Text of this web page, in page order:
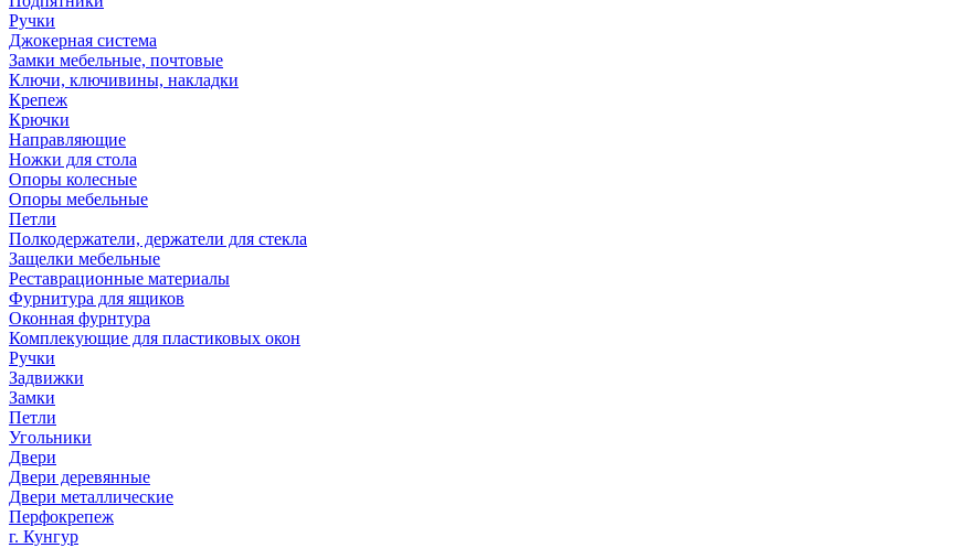
Ручки
Джокерная система
Замки мебельные, почтовые
Ключи, ключивины, накладки
Крепеж
Крючки
Направляющие
Ножки для стола
Опоры колесные
Опоры мебельные
Петли
Полкодержатели, держатели для стекла
Защелки мебельные
Реставрационные материалы
Фурнитура для ящиков
Оконная фурнтура
Комплекующие для пластиковых окон
Ручки
Задвижки
Замки
Петли
Угольники
Двери
Двери деревянные
Двери металлические
Перфокрепеж
г. Кунгур